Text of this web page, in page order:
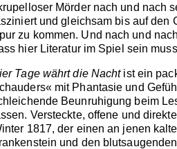
Mörder nach und nach
und gleichsam bis auf den
zu kommen. Und nach und
hier Literatur im Spiel sein
Tage währt die Nachtist ein
mit Phantasie und
Beunruhigung beim
Versteckte, offene und
1817, der einen an jenen
und den